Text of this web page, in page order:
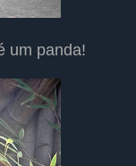
um panda!